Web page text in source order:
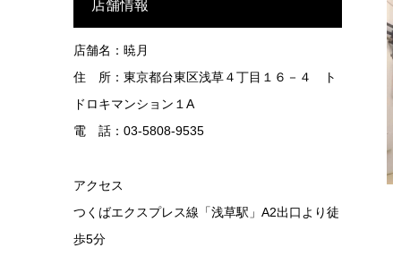
店舗情報
店舗名：暁月
住 所：東京都台東区浅草４丁目１６－４ ト
ドロキマンション１A
電 話：03-5808-9535
アクセス
つくばエクスプレス線「浅草駅」A2出口より徒
歩5分